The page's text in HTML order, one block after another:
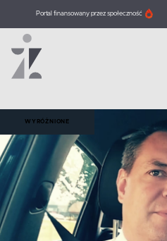
Portal finansowany przez społeczność
WYRÓŻNIONE